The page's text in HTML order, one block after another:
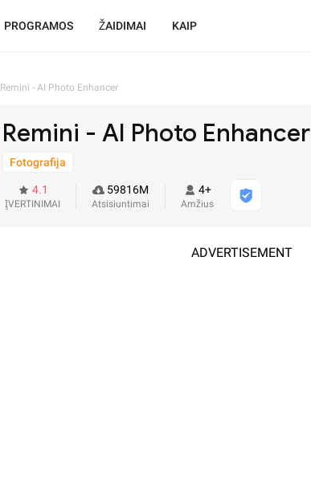
PROGRAMOS ŽAIDIMAI KAIP
Remini - AI Photo Enhancer
Remini - AI Photo Enhancer
Fotografija
4.1
ĮVERTINIMAI
59816M
Atsisiuntimai
4+
Amžius
ADVERTISEMENT